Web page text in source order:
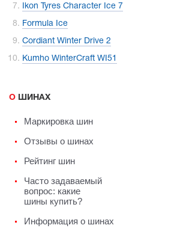
Ikon Tyres Character Ice 7
Formula Ice
Cordiant Winter Drive 2
Kumho WinterCraft WI51
О ШИНАХ
Маркировка шин
Отзывы о шинах
Рейтинг шин
Часто задаваемый
вопрос: какие
шины купить?
Информация о шинах